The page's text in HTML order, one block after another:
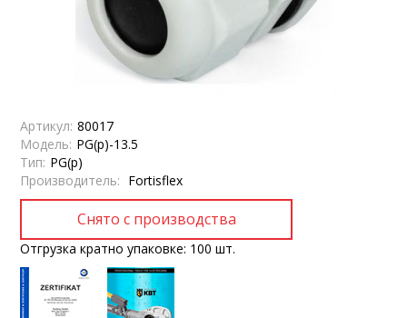
Артикул: 80017
Модель: PG(p)-13.5
Тип: PG(p)
Производитель: Fortisflex
Отгрузка кратно упаковке: 100 шт.